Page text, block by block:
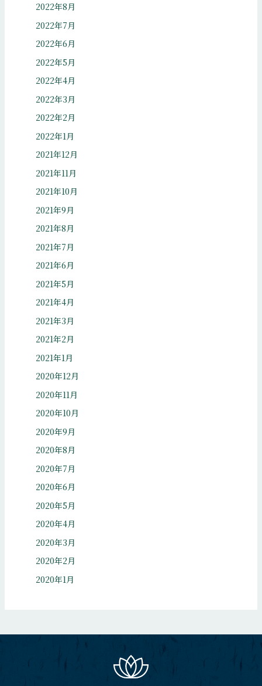
2022年8月
2022年7月
2022年6月
2022年5月
2022年4月
2022年3月
2022年2月
2022年1月
2021年12月
2021年11月
2021年10月
2021年9月
2021年8月
2021年7月
2021年6月
2021年5月
2021年4月
2021年3月
2021年2月
2021年1月
2020年12月
2020年11月
2020年10月
2020年9月
2020年8月
2020年7月
2020年6月
2020年5月
2020年4月
2020年3月
2020年2月
2020年1月